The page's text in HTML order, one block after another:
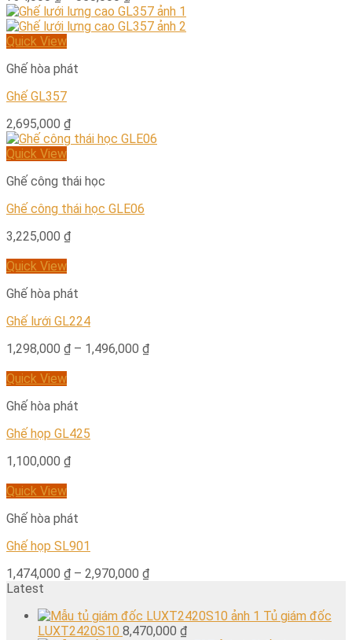
Quick View
Ghế hòa phát
Ghế GL357
2,695,000 ₫
Quick View
Ghế công thái học
Ghế công thái học GLE06
3,225,000 ₫
Quick View
Ghế hòa phát
Ghế lưới GL224
1,298,000 ₫ – 1,496,000 ₫
Quick View
Ghế hòa phát
Ghế họp GL425
1,100,000 ₫
Quick View
Ghế hòa phát
Ghế họp SL901
1,474,000 ₫ – 2,970,000 ₫
Latest
Tủ giám đốc
LUXT2420S10 8,470,000 ₫